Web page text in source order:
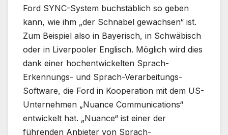
Ford SYNC-System buchstäblich so geben
kann, wie ihm „der Schnabel gewachsen“ ist.
Zum Beispiel also in Bayerisch, in Schwäbisch
oder in Liverpooler Englisch. Möglich wird dies
dank einer hochentwickelten Sprach-
Erkennungs- und Sprach-Verarbeitungs-
Software, die Ford in Kooperation mit dem US-
Unternehmen „Nuance Communications“
entwickelt hat. „Nuance“ ist einer der
führenden Anbieter von Sprach-